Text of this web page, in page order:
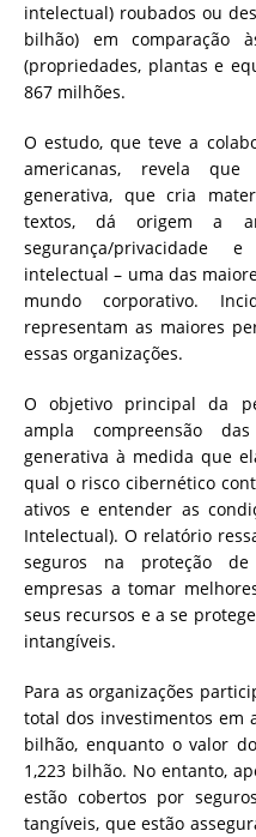
intelectual) roubados ou
bilhão) em comparação
(propriedades, plantas e
867 milhões.
O estudo, que teve a
americanas, revela
generativa, que cria
textos, dá origem a
segurança/privacidade
intelectual – uma das
mundo corporativo.
representam as maiores
essas organizações.
O objetivo principal da
ampla compreensão
generativa à medida que
qual o risco cibernético
ativos e entender as
Intelectual). O relatório
seguros na proteção de
empresas a tomar
seus recursos e a se
intangíveis.
Para as organizações
total dos investimentos em
bilhão, enquanto o valor
1,223 bilhão. No entanto,
estão cobertos por
tangíveis, que estão